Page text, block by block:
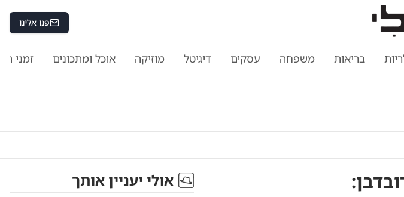
פנו אלינו
בריאות משפחה עסקים דיגיטל מוזיקה אוכל ומתכונים זמני
: אולי יעניין אותך